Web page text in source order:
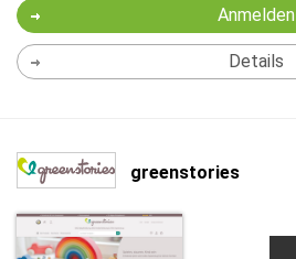
Anmelden
Details
greenstories